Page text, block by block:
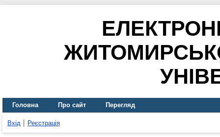
Головна Про сайт Перегляд
Вхід Реєстрація